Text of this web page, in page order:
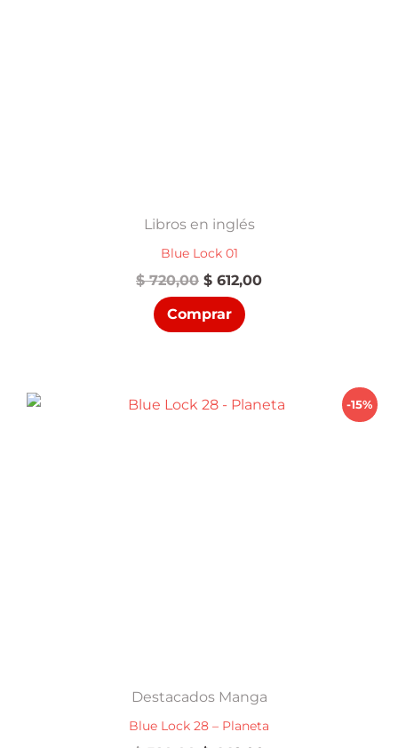
Libros en inglés
Blue Lock 01
$720,00 El
precio
original
era:
$ 612,00El
Comprar
-15%
Destacados Manga
Blue Lock 28 – Planeta